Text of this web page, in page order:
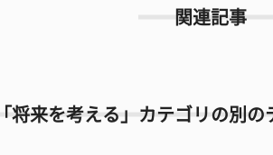
関連記事
「将来を考える」カテゴリの別